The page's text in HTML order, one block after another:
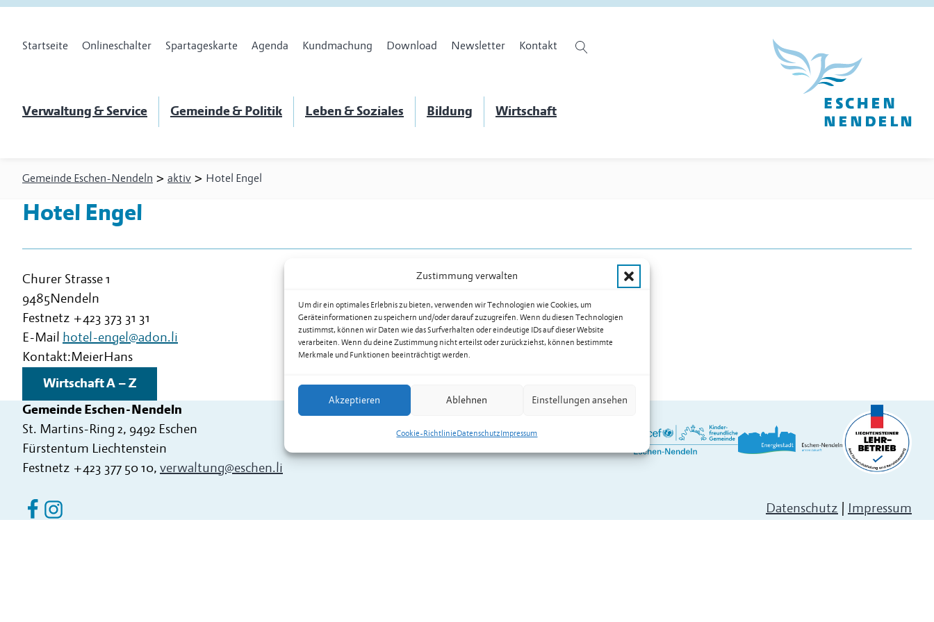
Zustimmung verwalten
Um dir ein optimales Erlebnis zu bieten, verwenden wir Technologien wie Cookies, um
Geräteinformationen zu speichern und/oder darauf zuzugreifen. Wenn du diesen Technologien
zustimmst, können wir Daten wie das Surfverhalten oder eindeutige IDs auf dieser Website
verarbeiten. Wenn du deine Zustimmung nicht erteilst oder zurückziehst, können bestimmte
Merkmale und Funktionen beeinträchtigt werden.
Akzeptieren Ablehnen Einstellungen ansehen
Cookie-RichtlinieDatenschutzImpressum
Startseite Onlineschalter Spartageskarte Agenda Kundmachung Download Newsletter Kontakt
Verwaltung & Service Gemeinde & Politik Leben & Soziales Bildung Wirtschaft
Gemeinde Eschen-Nendeln > aktiv > Hotel Engel
Hotel Engel
Churer Strasse 1
9485Nendeln
Festnetz +423 373 31 31
E-Mail hotel-engel@adon.li
Kontakt:MeierHans
Wirtschaft A – Z
Gemeinde Eschen-Nendeln
St. Martins-Ring 2, 9492 Eschen
Fürstentum Liechtenstein
Festnetz +423 377 50 10, verwaltung@eschen.li
Eschen Nendeln auf Facebook
Eschen Nendeln auf Instagram
Datenschutz | Impressum